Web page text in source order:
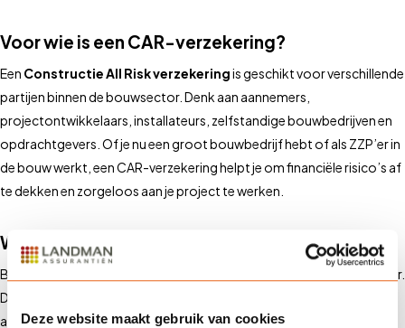
Deze website maakt gebruik van cookies
Voor wie is een CAR-verzekering?
Een Constructie All Risk verzekeringis geschikt voor verschillende
partijen binnen de bouwsector. Denk aan aannemers,
projectontwikkelaars, installateurs, zelfstandige bouwbedrijven en
opdrachtgevers. Of je nu een groot bouwbedrijf hebt of als ZZP’er in
de bouw werkt, een CAR-verzekering helpt je om financiële risico’s af
te dekken en zorgeloos aan je project te werken.
Waarom via Landman?
Bij
begrijpen we de risico’s in de bouwsector.
Daarom bieden we op maat gemaakte CAR-verzekeringen,
afgestemd op jouw specifieke projecten. Onze experts helpen je bij: